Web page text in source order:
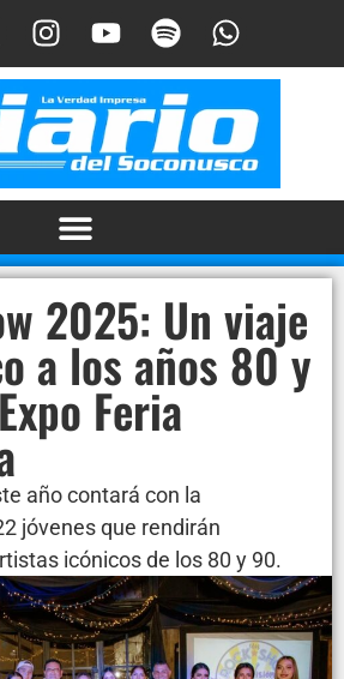
2025: Un viaje
a los años 80 y
Feria
año contará con la
jóvenes que rendirán
icónicos de los 80 y 90.